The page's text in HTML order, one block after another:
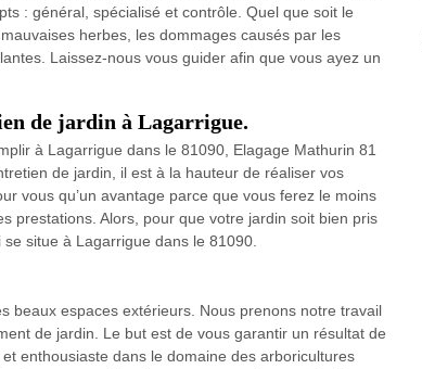
: général, spécialisé et contrôle. Quel que soit le
herbes, les dommages causés par les
Laissez-nous vous guider afin que vous ayez un
de jardin à Lagarrigue.
à Lagarrigue dans le 81090, Elagage Mathurin 81
de jardin, il est à la hauteur de réaliser vos
vous qu’un avantage parce que vous ferez le moins
prestations. Alors, pour que votre jardin soit bien pris
situe à Lagarrigue dans le 81090.
beaux espaces extérieurs. Nous prenons notre travail
de jardin. Le but est de vous garantir un résultat de
enthousiaste dans le domaine des arboricultures